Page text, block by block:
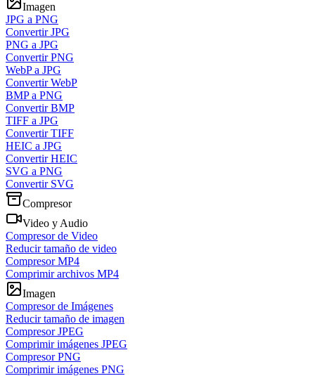
Imagen
JPG a PNG
Convertir JPG
PNG a JPG
Convertir PNG
WebP a JPG
Convertir WebP
BMP a PNG
Convertir BMP
TIFF a JPG
Convertir TIFF
HEIC a JPG
Convertir HEIC
SVG a PNG
Convertir SVG
Compresor
Video y Audio
Compresor de Video
Reducir tamaño de video
Compresor MP4
Comprimir archivos MP4
Imagen
Compresor de Imágenes
Reducir tamaño de imagen
Compresor JPEG
Comprimir imágenes JPEG
Compresor PNG
Comprimir imágenes PNG